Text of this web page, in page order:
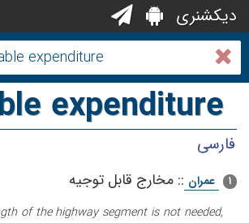
دیکشنری
expenditure
فارسی
1 عمران :: مخارج قابل توجیه
of the highway segment is not needed,